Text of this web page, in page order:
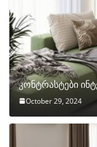
კონტრასტები
October 29, 2024